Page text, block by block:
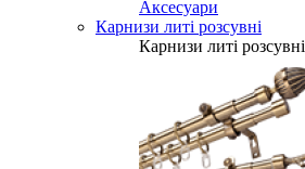
Аксесуари
Карнизи литі розсувні
Карнизи литі розсувні